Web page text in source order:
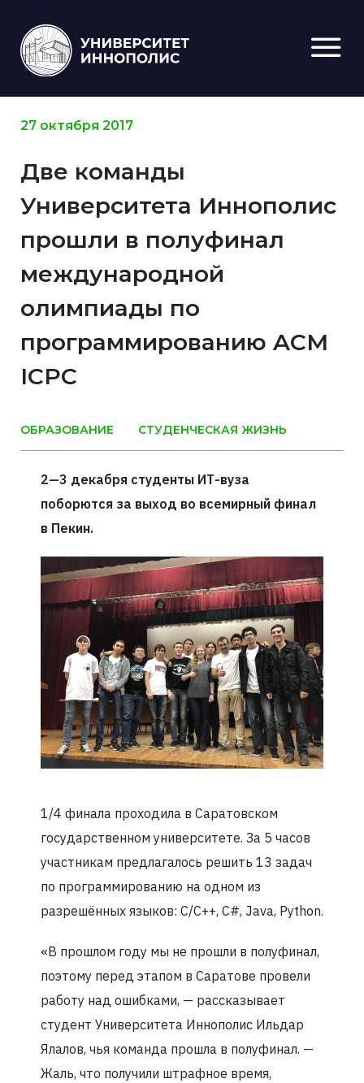
27 октября 2017
Две команды
Университета Иннополис
прошли в полуфинал
международной
олимпиады по
программированию ACM
ICPC
ОБРАЗОВАНИЕ СТУДЕНЧЕСКАЯ ЖИЗНЬ
2—3 декабря студенты ИТ-вуза
поборются за выход во всемирный финал
в Пекин.
1/4 финала проходила в Саратовском
государственном университете. За 5 часов
участникам предлагалось решить 13 задач
по программированию на одном из
разрешённых языков: C/C++, C#, Java, Python.
«В прошлом году мы не прошли в полуфинал,
поэтому перед этапом в Саратове провели
работу над ошибками, — рассказывает
студент Университета Иннополис Ильдар
Ялалов, чья команда прошла в полуфинал. —
Жаль, что получили штрафное время,